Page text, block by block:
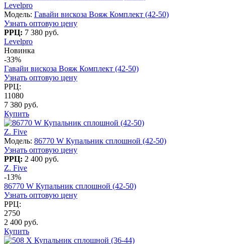
Levelpro
Модель: Гавайи вискоза Вояж Комплект (42-50)
Узнать оптовую цену
РРЦ: 7 380 руб.
Levelpro
Новинка
-33%
Гавайи вискоза Вояж Комплект (42-50)
Узнать оптовую цену
РРЦ:
11080
7 380 руб.
Купить
Z. Five
Модель: 86770 W Купальник сплошной (42-50)
Узнать оптовую цену
РРЦ: 2 400 руб.
Z. Five
-13%
86770 W Купальник сплошной (42-50)
Узнать оптовую цену
РРЦ:
2750
2 400 руб.
Купить